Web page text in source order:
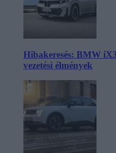
Hibakeresés: BMW
vezetési élmények